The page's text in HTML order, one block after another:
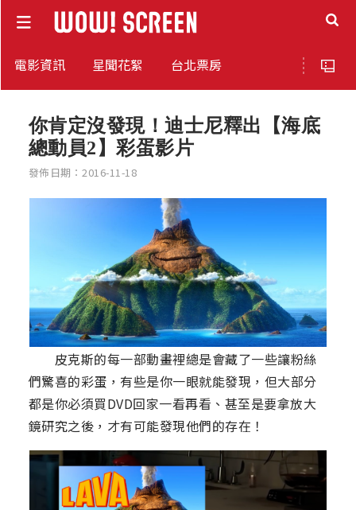
電影資訊 星聞花絮 台北票房
你肯定沒發現！迪士尼釋出【海底
總動員2】彩蛋影片
發佈日期：2016-11-18
皮克斯的每一部動畫裡總是會藏了一些讓粉絲
們驚喜的彩蛋，有些是你一眼就能發現，但大部分
都是你必須買DVD回家一看再看、甚至是要拿放大
鏡研究之後，才有可能發現他們的存在！